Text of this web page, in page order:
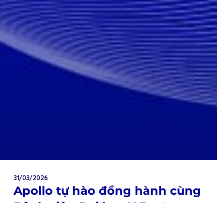
31/03/2026
Apollo tự hào đồng hành cùng